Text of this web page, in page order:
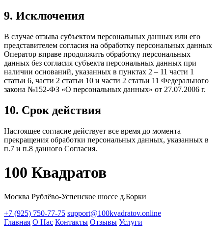
9. Исключения
В случае отзыва субъектом персональных данных или его
представителем согласия на обработку персональных данных
Оператор вправе продолжить обработку персональных
данных без согласия субъекта персональных данных при
наличии оснований, указанных в пунктах 2 – 11 части 1
статьи 6, части 2 статьи 10 и части 2 статьи 11 Федерального
закона №152-ФЗ «О персональных данных» от 27.07.2006 г.
10. Срок действия
Настоящее согласие действует все время до момента
прекращения обработки персональных данных, указанных в
п.7 и п.8 данного Согласия.
100 Квадратов
Москва Рублёво-Успенское шоссе д.Борки
+7 (925) 750-77-75 support@100kvadratov.online
Главная О Нас Контакты Отзывы Услуги